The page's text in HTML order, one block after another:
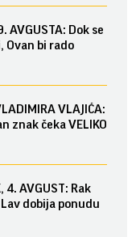
AVGUSTA: Dok se
Ovan bi rado
VLAJIĆA:
znak čeka VELIKO
4. AVGUST: Rak
Lav dobija ponudu